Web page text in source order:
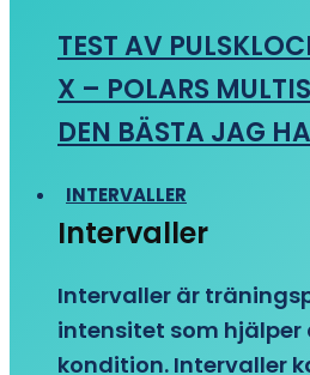
TEST AV
X – POLARS
DEN BÄSTA JAG
INTERVALLER
Intervaller
Intervaller är
intensitet som
kondition. Intervaller